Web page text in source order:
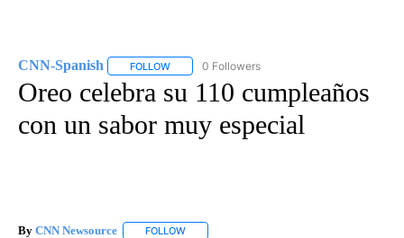
CNN-Spanish FOLLOW FOLLOW "CNN-SPANISH" TO RECEIVE
0 Followers
Oreo celebra su 110 cumpleaños
con un sabor muy especial
By CNN Newsource FOLLOW